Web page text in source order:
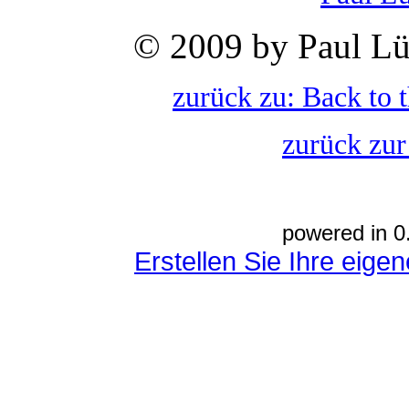
© 2009 by Paul
zurück zu: Back to
zurück
powered in
Erstellen Sie Ihre